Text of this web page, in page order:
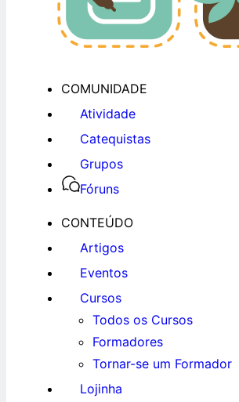
COMUNIDADE
Atividade
Catequistas
Grupos
Fóruns
CONTEÚDO
Artigos
Eventos
Cursos
Todos os Cursos
Formadores
Tornar-se um Formador
Lojinha